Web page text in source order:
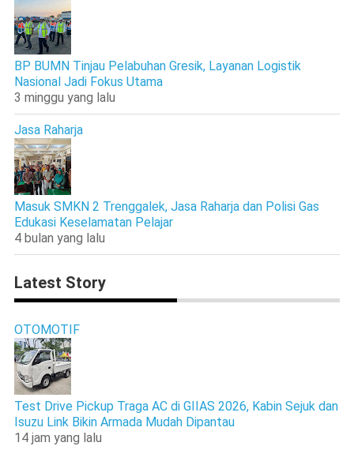
BP BUMN Tinjau Pelabuhan Gresik, Layanan Logistik
Nasional Jadi Fokus Utama
3 minggu yang lalu
Jasa Raharja
Masuk SMKN 2 Trenggalek, Jasa Raharja dan Polisi Gas
Edukasi Keselamatan Pelajar
4 bulan yang lalu
Latest Story
OTOMOTIF
Test Drive Pickup Traga AC di GIIAS 2026, Kabin Sejuk dan
Isuzu Link Bikin Armada Mudah Dipantau
14 jam yang lalu